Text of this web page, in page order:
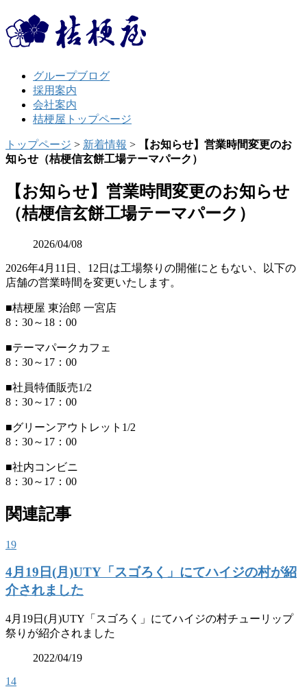
グループブログ
採用案内
会社案内
桔梗屋トップページ
トップページ > 新着情報 >
【お知らせ】営業時間変更のお
知らせ（桔梗信玄餅工場テーマパーク）
【お知らせ】営業時間変更のお知らせ
（桔梗信玄餅工場テーマパーク）
2026/04/08
2026年4月11日、12日は工場祭りの開催にともない、以下の
店舗の営業時間を変更いたします。
■桔梗屋 東治郎 一宮店
8：30～18：00
■テーマパークカフェ
8：30～17：00
■社員特価販売1/2
8：30～17：00
■グリーンアウトレット1/2
8：30～17：00
■社内コンビニ
8：30～17：00
関連記事
19
4月19日(月)UTY「スゴろく」にてハイジの村が紹
介されました
4月19日(月)UTY「スゴろく」にてハイジの村チューリップ
祭りが紹介されました
2022/04/19
14